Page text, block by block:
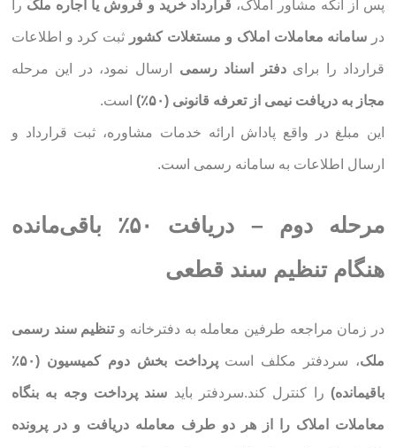
پس از آنکه مشاور املاک، قرارداد خرید و فروش یا اجاره ملک را
در سامانه معاملات املاک و مستغلات کشور ثبت کرد و اطلاعات
قرارداد را برایدفتر اسناد رسمی ارسال نمود، در این مرحله
مجاز به دریافت نیمی از تعرفه قانونی (۵۰٪) است.
این مبلغ در واقع پاداش ارائه خدمات مشاوره، ثبت قرارداد و
ارسال اطلاعات به سامانه رسمی است.
مرحله دوم – دریافت ۵۰٪ باقی‌مانده
هنگام تنظیم سند قطعی
در زمان مراجعه طرفین معامله به دفترخانه وتنظیم سند رسمی
ملک، سردفتر مکلف است پرداخت بخش دوم کمیسیون (۵۰٪
باقیمانده)را کنترل کند.سردفتر باید سند پرداخت وجه به بنگاه
معاملات املاک را از هر دو طرف معامله دریافت و در پرونده